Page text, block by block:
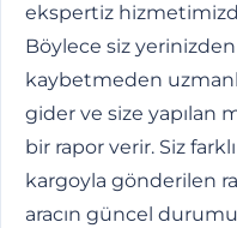
ekspertiz
Böylece siz
kaybetmeden
gider ve size yapılan
bir rapor verir. Siz
kargoyla gönderilen
aracın güncel